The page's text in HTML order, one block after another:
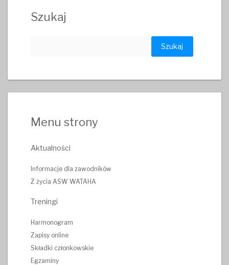
Szukaj
Menu strony
Aktualności
Informacje dla zawodników
Z życia ASW WATAHA
Treningi
Harmonogram
Zapisy online
Składki członkowskie
Egzaminy